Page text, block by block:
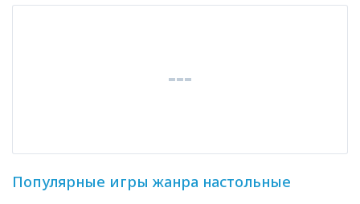
Популярные игры жанра настольные